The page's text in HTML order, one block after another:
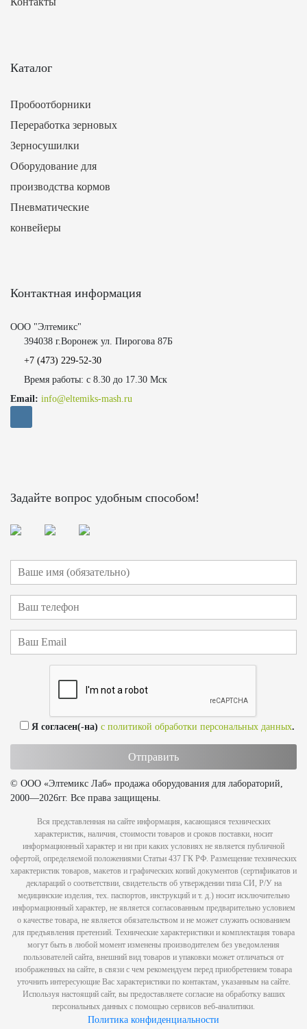
Каталог
Пробоотборники
Переработка зерновых
Зерносушилки
Оборудование для
производства кормов
Пневматические
конвейеры
Контактная информация
ООО "Элтемикс"
394038 г.Воронеж ул. Пирогова 87Б
+7 (473) 229-52-30
Время работы: с 8.30 до 17.30 Мск
Email: info@eltemiks-mash.ru
Задайте вопрос удобным способом!
Я согласен(-на) с политикой обработки персональных данных.
© ООО «Элтемикс Лаб» продажа оборудования для лабораторий,
2000—2026гг. Все права защищены.
Вся представленная на сайте информация, касающаяся технических
характеристик, наличия, стоимости товаров и сроков поставки, носит
информационный характер и ни при каких условиях не является публичной
офертой, определяемой положениями Статьи 437 ГК РФ. Размещение технических
характеристик товаров, макетов и графических копий документов (сертификатов и
деклараций о соответствии, свидетельств об утверждении типа СИ, Р/У на
медицинские изделия, тех. паспортов, инструкций и т. д.) носит исключительно
информационный характер, не является согласованным предварительно условием
о качестве товара, не является обязательством и не может служить основанием
для предъявления претензий. Технические характеристики и комплектация товара
могут быть в любой момент изменены производителем без уведомления
пользователей сайта, внешний вид товаров и упаковки может отличаться от
изображенных на сайте, в связи с чем рекомендуем перед приобретением товара
уточнить интересующие Вас характеристики по контактам, указанным на сайте.
Используя настоящий сайт, вы предоставляете согласие на обработку ваших
персональных данных с помощью сервисов веб-аналитики.
Политика конфиденциальности